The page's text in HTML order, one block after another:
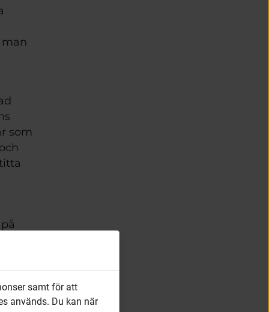
som
samt för att
används. Du kan när